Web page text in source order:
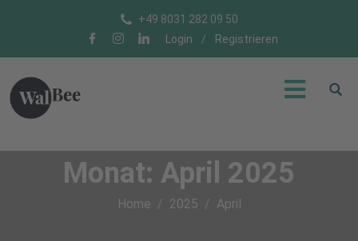
+49 8031 282 09 50
Login
/ Registrieren
Monat: April 2025
Home 2025 April